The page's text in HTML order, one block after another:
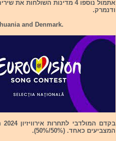
ודנמרק.
and Denmark.
המצביעים כאחד. (50%/50%).